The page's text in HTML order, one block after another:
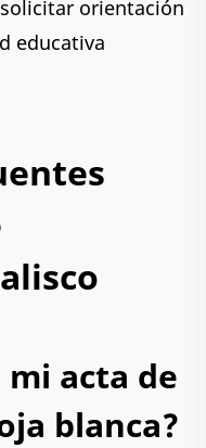
orientación
educativa
acta de
blanca?